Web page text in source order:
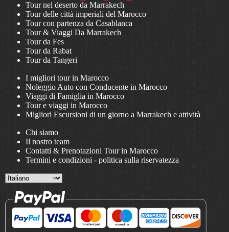
Tour nel deserto da Marrakech
Tour delle città imperiali del Marocco
Tour con partenza da Casablanca
Tour & Viaggi Da Marrakech
Tour da Fes
Tour da Rabat
Tour da Tangeri
I migliori tour in Marocco
Noleggio Auto con Conducente in Marocco
Viaggi di Famiglia in Marocco
Tour e viaggi in Marocco
Migliori Escursioni di un giorno a Marrakech e attività
Chi siamo
Il nostro team
Contatti & Prenotazioni Tour in Marocco
Termini e condizioni - politica sulla riservatezza
Choose
a
language